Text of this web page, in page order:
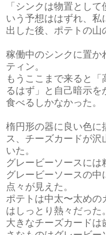
「シンクは物置とし
いう予想ははずれ、私
出した後、ポテトの山
稼働中のシンクに置か
ティン。
もうここまで来ると
るはず」と自己暗示を
食べるしかなかった。
楕円形の器に良い色に
ス、チーズカードが沢
いた。
グレービーソースには
グレービーソースの中
点々が見えた。
ポテトは中太〜太めの
はしっとり熱々だった。
大きなチーズカード